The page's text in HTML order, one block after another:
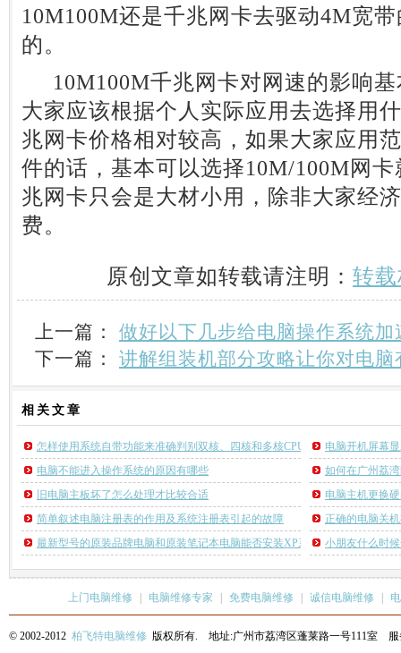
10M100M还是千兆网卡去驱动4M宽
的。
10M100M千兆网卡对网速的影响基
大家应该根据个人实际应用去选择用
兆网卡价格相对较高，如果大家应用
件的话，基本可以选择10M/100M网
兆网卡只会是大材小用，除非大家经
费。
原创文章如转载请注明： 转
上一篇： 做好以下几步给电脑操作系统加
下一篇： 讲解组装机部分攻略让你对电
相关 文章
怎样使用系统自带功能来准确判别双核、四核和多核CPU的真实性电脑开机屏幕
电脑不能进入操作系统的原因有哪些
如何在广州荔
旧电脑主板坏了怎么处理才比较合适
电脑主机更换
简单叙述电脑注册表的作用及系统注册表引起的故障
正确的电脑关
最新型号的原装品牌电脑和原装笔记本电脑能否安装XP系统 小朋友什么时
上门电脑维修 电脑维修专家 免费电脑维修 诚信电脑维修
© 2002-2012 柏飞特电脑维修 版权所有. 地址:广州市荔湾区蓬莱路一号111室 服